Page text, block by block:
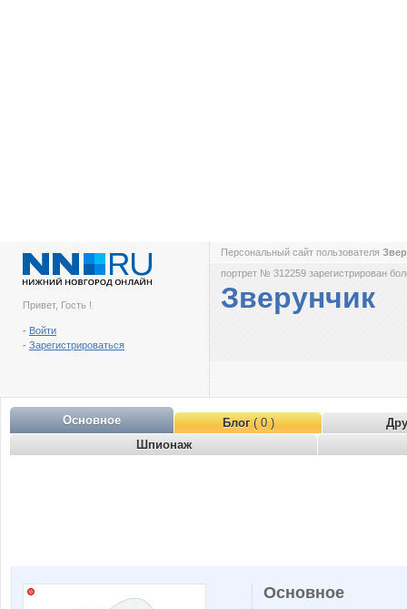
Привет, Гость !
- Войти
- Зарегистрироваться
Персональный сайт пользователя
портрет № 312259 зарегистрирован
Зверунчик
Основное Блог( 0 )
Шпионаж
Основное